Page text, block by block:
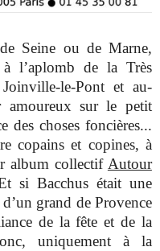
Seine ou de Marne,
l’aplomb de la Très
le-Pont et au-
sur le petit
des choses foncières...
copains et copines, à
album collectif Autour
si Bacchus était une
grand de Provence
de la fête et de la
uniquement à la